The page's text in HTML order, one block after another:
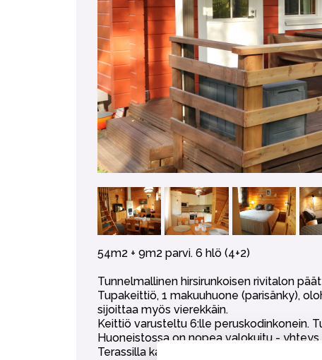
54m2 + 9m2 parvi. 6 hlö (4+2)
Tunnelmallinen hirsirunkoisen rivitalon
Tupakeittiö, 1 makuuhuone (parisänky),
sijoittaa myös vierekkäin.
Keittiö varusteltu 6:lle peruskodinkonein.
Huoneistossa on nopea valokuitu -
Terassilla kalusteryhmä (ja kesällä kaksi